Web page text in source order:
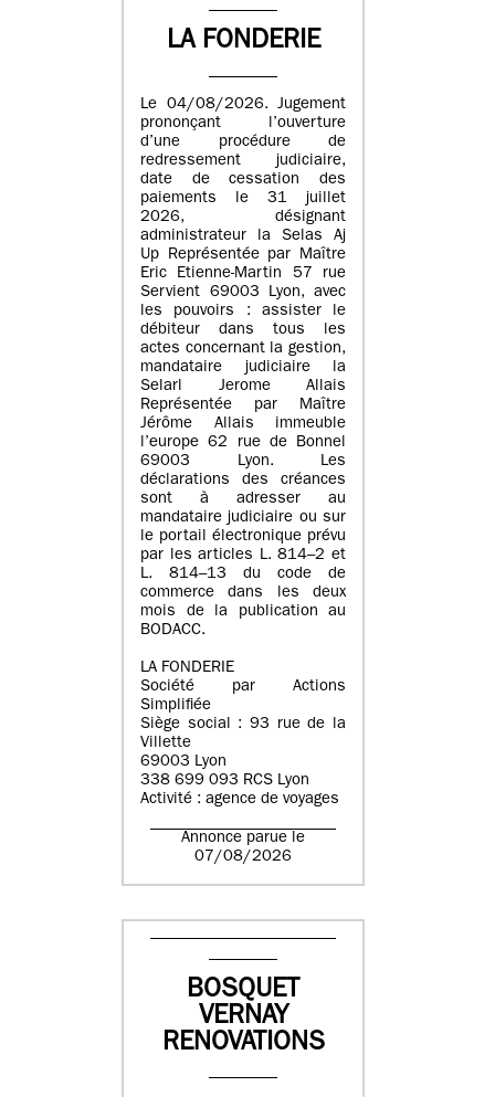
LA FONDERIE
Le 04/08/2026. Jugement
prononçant l’ouverture
d’une procédure de
redressement judiciaire,
date de cessation des
paiements le 31 juillet
2026, désignant
administrateur la Selas Aj
Up Représentée par Maître
Eric Etienne-Martin 57 rue
Servient 69003 Lyon, avec
les pouvoirs : assister le
débiteur dans tous les
actes concernant la gestion,
mandataire judiciaire la
Selarl Jerome Allais
Représentée par Maître
Jérôme Allais immeuble
l’europe 62 rue de Bonnel
69003 Lyon. Les
déclarations des créances
sont à adresser au
mandataire judiciaire ou sur
le portail électronique prévu
par les articles L. 814–2 et
L. 814–13 du code de
commerce dans les deux
mois de la publication au
BODACC.
LA FONDERIE
Société par Actions
Simplifiée
Siège social : 93 rue de la
Villette
69003 Lyon
338 699 093 RCS Lyon
Activité : agence de voyages
Annonce parue le
07/08/2026
BOSQUET
VERNAY
RENOVATIONS